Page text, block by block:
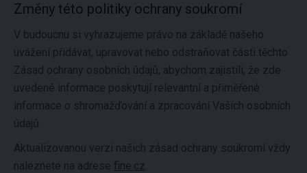
Změny této politiky ochrany soukromí
V budoucnu si vyhrazujeme právo na základě našeho
uvážení přidávat, upravovat nebo odstraňovat části těchto
Zásad ochrany osobních údajů, abychom zajistili, že zde
uvedené informace poskytují relevantní a přiměřené
informace o shromažďování a zpracování Vašich osobních
údajů.
Aktualizovanou verzi našich zásad ochrany soukromí vždy
naleznete na adrese fine.cz